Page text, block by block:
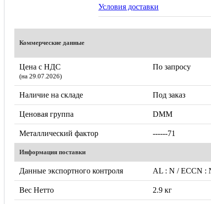
Условия доставки
Коммерческие данные
Цена с НДС
(на 29.07.2026)
По запросу
Наличие на складе Под заказ
Ценовая группа DMM
Металлический фактор ------71
Информация поставки
Данные экспортного контроля AL : N / ECCN :
Вес Нетто 2.9 кг